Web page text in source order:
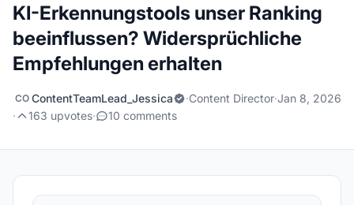
KI-Erkennungstools unser Ranking
beeinflussen? Widersprüchliche
Empfehlungen erhalten
CO ContentTeamLead_Jessica ·Content Director·Jan 8, 2026
·
163 upvotes· 10 comments